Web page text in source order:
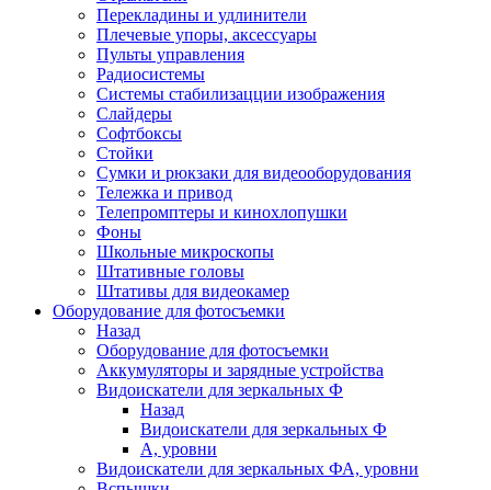
Перекладины и удлинители
Плечевые упоры, аксессуары
Пульты управления
Радиосистемы
Системы стабилизацции изображения
Слайдеры
Софтбоксы
Стойки
Сумки и рюкзаки для видеооборудования
Тележка и привод
Телепромптеры и кинохлопушки
Фоны
Школьные микроскопы
Штативные головы
Штативы для видеокамер
Оборудование для фотосъемки
Назад
Оборудование для фотосъемки
Аккумуляторы и зарядные устройства
Видоискатели для зеркальных Ф
Назад
Видоискатели для зеркальных Ф
А, уровни
Видоискатели для зеркальных ФА, уровни